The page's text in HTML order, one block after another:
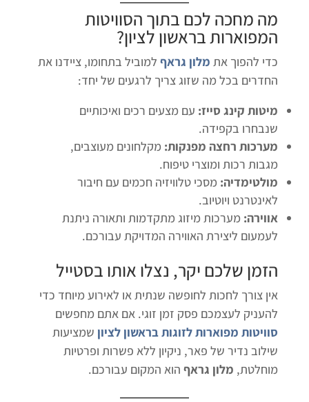
מה מחכה לכם בתוך הסוויטות
המפוארות בראשון לציון?
כדי להפוך את מלון גראףלמוביל בתחומו, ציידנו את
החדרים בכל מה שזוג צריך לרגעים של יחד:
מיטות קינג סייז: עם מצעים רכים ואיכותיים
שנבחרו בקפידה.
מערכות רחצה מפנקות: מקלחונים מעוצבים,
מגבות רכות ומוצרי טיפוח.
מולטימדיה: מסכי טלוויזיה חכמים עם חיבור
לאינטרנט ויוטיוב.
אווירה: מערכות מיזוג מתקדמות ותאורה ניתנת
לעמעום ליצירת האווירה המדויקת עבורכם.
הזמן שלכם יקר, נצלו אותו בסטייל
אין צורך לחכות לחופשה שנתית או לאירוע מיוחד כדי
להעניק לעצמכם פסק זמן זוגי. אם אתם מחפשים
סוויטות מפוארות לזוגות בראשון לציון שמציעות
שילוב נדיר של פאר, ניקיון ללא פשרות ופרטיות
מוחלטת, מלון גראףהוא המקום עבורכם.